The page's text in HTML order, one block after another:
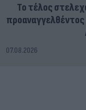
Το τέλος
07.08.2026